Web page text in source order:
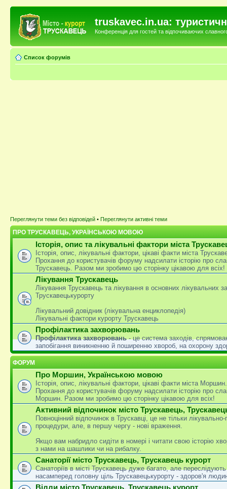
truskavec.in.ua:
Конференція для гостей та відпочиваючих
Список форумів
Переглянути теми без відповідей • Переглянути активні теми
ПРО ТРУСКАВЕЦЬ, УКРАЇНСЬКОЮ МОВОЮ
Історія, опис та лікувальні фактори міста
Історія, опис, лікувальні фактори, цікаві факти міста
Прохання до користувачів форуму надсилати історію про
Трускавець. Разом ми зробимо цю сторінку цікавою для всіх!
Лікування Трускавець
Лікування Трускавець та лікування в основних лікувальних
Трускавецькурорту
Лікувальний довідник (лікувальна енциклопедія)
Лікувальні фактори курорту Трускавець
Профілактика захворювань
Профілактика захворювань- це система заходів,
запобігання виникненню й поширенню хвороб, на охорону
ФОРУМ
Про Моршин, Українською мовою
Історія, опис, лікувальні фактори, цікаві факти міста Моршин.
Прохання до користувачів форуму надсилати історію про
Моршин. Разом ми зробимо цю сторінку цікавою для всіх!
Активний відпочинок місто Трускавець,
Повноцінний відпочинок в Трускавці, це не тільки лікувально-
процедури, але, в першу чергу - нові враження.
Якщо вам набридло сидіти в номері і читати свою історію
з нами на шашлики чи на рибалку.
Санаторії місто Трускавець, Трускавець курорт
Санаторіїв в місті Трускавець дуже багато, але
насамперед головну ціль Трускавецькурорту - здоров'я
Вілли місто Трускавець, Трускавець курорт